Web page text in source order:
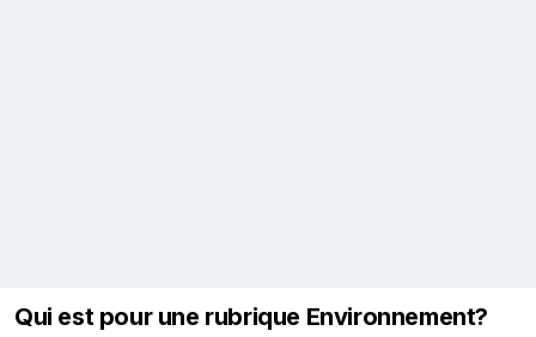
Qui est pour une rubrique Environnement?